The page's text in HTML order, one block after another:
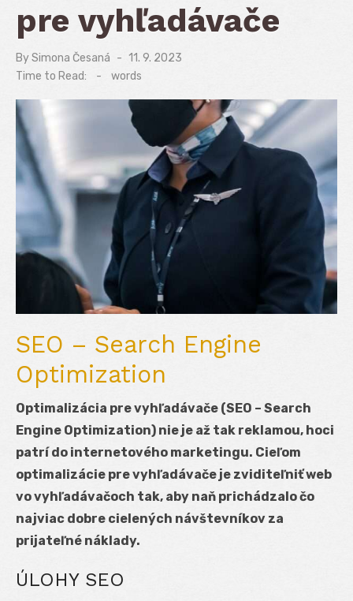
pre vyhľadávače
BySimona Česaná
Posted
on
11. 9. 2023
Time to Read:
- words
SEO – Search Engine
Optimization
Optimalizácia pre vyhľadávače (SEO – Search
Engine Optimization) nie je až tak reklamou, hoci
patrí do internetového marketingu. Cieľom
optimalizácie pre vyhľadávače je zviditeľniť web
vo vyhľadávačoch tak, aby naň prichádzalo čo
najviac dobre cielených návštevníkov za
prijateľné náklady.
ÚLOHY SEO